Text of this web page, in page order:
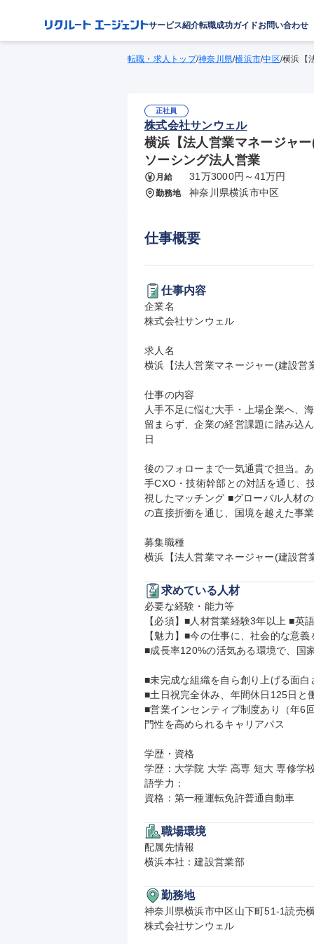
サービス紹介転職成功ガイドお問い合わせ
転職・求人トップ/神奈川県/横浜市/中区/横浜【
正社員
株式会社サンウェル
横浜【法人営業マネージャ
ソーシング法人営業
月給 31万3000円～41万円
勤務地 神奈川県横浜市中区
仕事概要
仕事内容
企業名
株式会社サンウェル
求人名
横浜【法人営業マネージャー(建設営
仕事の内容
人手不足に悩む大手・上場企業へ、
留まらず、企業の経営課題に踏み込
日
後のフォローまで一気通貫で担当。
手CXO・技術幹部との対話を通じ、
視したマッチング ■グローバル人材
の直接折衝を通じ、国境を越えた事
募集職種
横浜【法人営業マネージャー(建設営
求めている人材
必要な経験・能力等
【必須】■人材営業経験3年以上 ■英
【魅力】■今の仕事に、社会的な意
■成長率120%の活気ある環境で、国
■未完成な組織を自ら創り上げる面白
■土日祝完全休み、年間休日125日と
■営業インセンティブ制度あり（年6
門性を高められるキャリアパス
学歴・資格
学歴：大学院 大学 高専 短大 専修学
語学力：
資格：第一種運転免許普通自動車
職場環境
配属先情報
横浜本社：建設営業部
勤務地
神奈川県横浜市中区山下町51-1読売
株式会社サンウェル